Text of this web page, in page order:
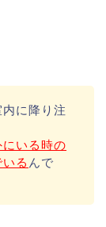
に降り注
いる時の
る んで